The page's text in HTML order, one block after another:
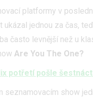
platformy v
jednou za čas,
často levnější než u
Are You The One?
potřetí pošle
seznamovacím show